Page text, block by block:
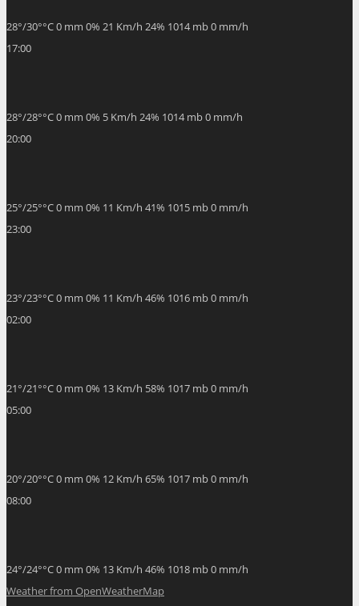
28°/30°°C0 mm 0% 21 Km/h 24% 1014 mb0 mm/h
17:00
28°/28°°C0 mm 0% 5 Km/h 24% 1014 mb0 mm/h
20:00
25°/25°°C0 mm 0% 11 Km/h 41% 1015 mb0 mm/h
23:00
23°/23°°C0 mm 0% 11 Km/h 46% 1016 mb0 mm/h
02:00
21°/21°°C0 mm 0% 13 Km/h 58% 1017 mb0 mm/h
05:00
20°/20°°C0 mm 0% 12 Km/h 65% 1017 mb0 mm/h
08:00
24°/24°°C0 mm 0% 13 Km/h 46% 1018 mb0 mm/h
Weather from OpenWeatherMap